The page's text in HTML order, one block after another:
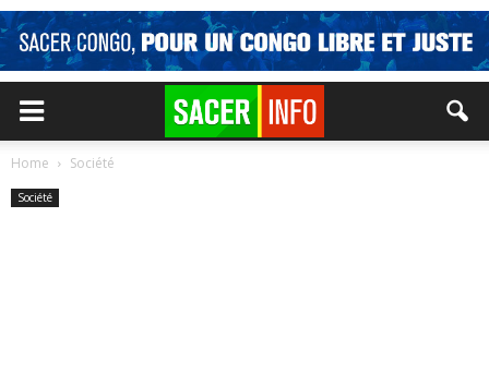
Home Société
Société